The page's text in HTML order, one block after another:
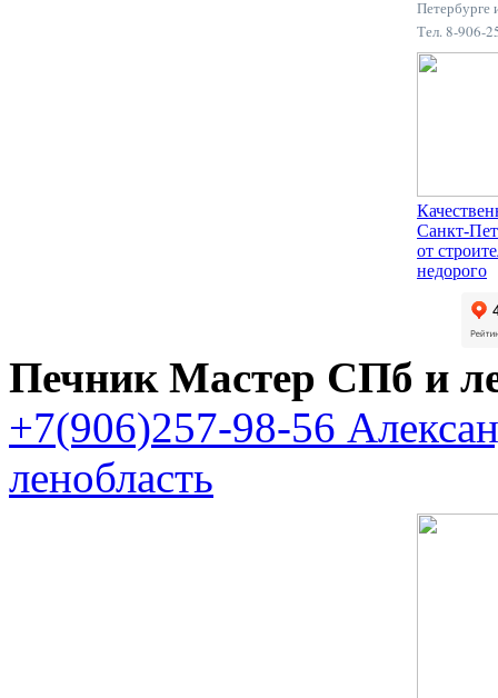
Петербурге
Тел. 8-906-
Санкт-
от
недорого
Печник Мастер СПб и
+7(906)257-98-56
ленобласть